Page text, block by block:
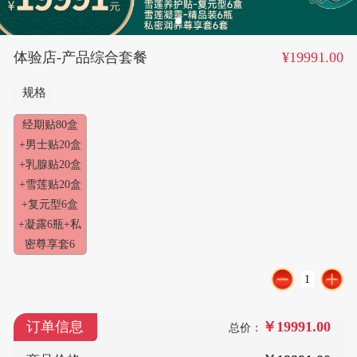
体验店-产品综合套餐 ¥19991.00
规格
经期贴80盒
+男士贴20盒
+乳腺贴20盒
+雪莲贴20盒
+复元型6盒
+凝露6瓶+私
密尊享套6
订单信息 总价： ￥19991.00